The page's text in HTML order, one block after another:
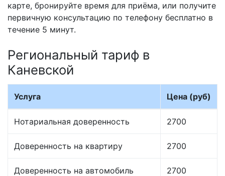
карте, бронируйте время для приёма, или получите
первичную консультацию по телефону бесплатно в
течение 5 минут.
Региональный тариф в
Каневской
Услуга Цена (руб)
Нотариальная доверенность 2700
Доверенность на квартиру 2700
Доверенность на автомобиль 2700